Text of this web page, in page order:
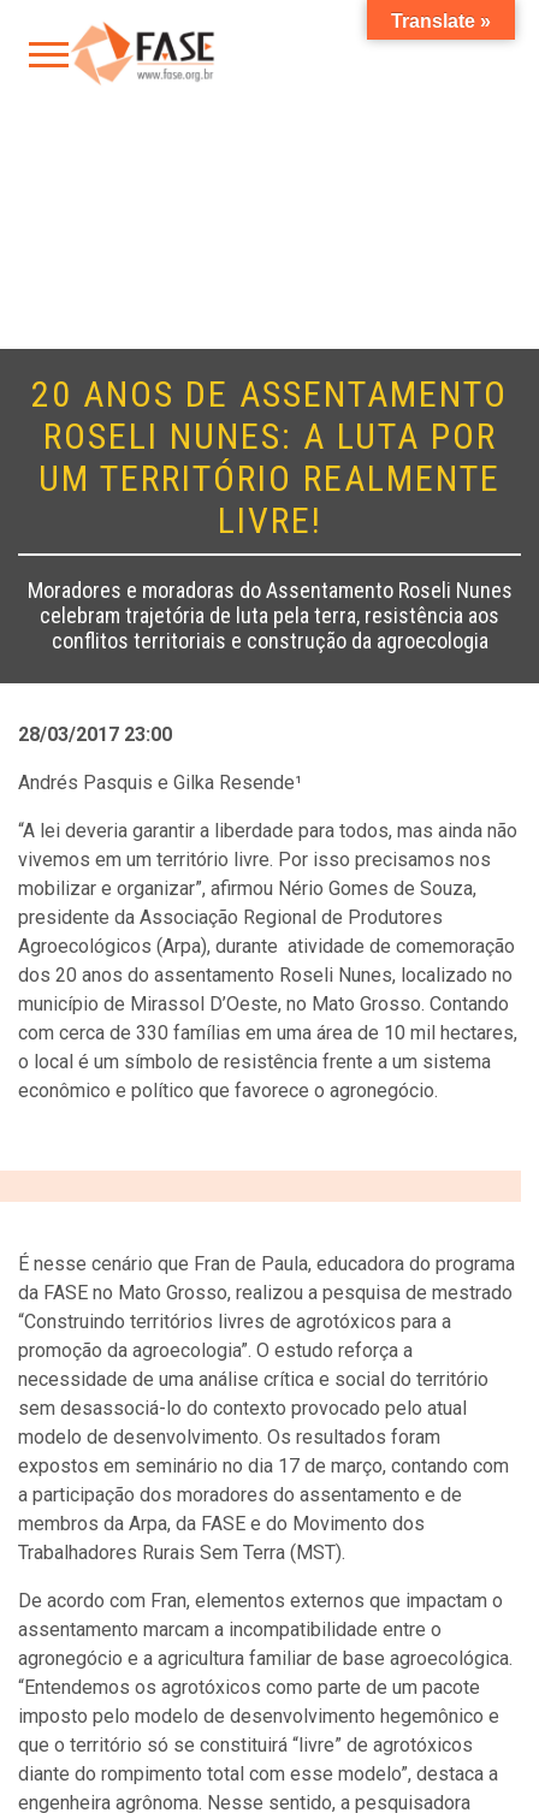
20 ANOS DE ASSENTAMENTO
ROSELI NUNES: A LUTA POR
UM TERRITÓRIO REALMENTE
LIVRE!
Moradores e moradoras do Assentamento Roseli Nunes
celebram trajetória de luta pela terra, resistência aos
conflitos territoriais e construção da agroecologia
28/03/2017 23:00
Andrés Pasquis e Gilka Resende¹
“A lei deveria garantir a liberdade para todos, mas ainda não
vivemos em um território livre. Por isso precisamos nos
mobilizar e organizar”, afirmou Nério Gomes de Souza,
presidente da Associação Regional de Produtores
Agroecológicos (Arpa), durante atividade de comemoração
dos 20 anos do assentamento Roseli Nunes, localizado no
município de Mirassol D’Oeste, no Mato Grosso. Contando
com cerca de 330 famílias em uma área de 10 mil hectares,
o local é um símbolo de resistência frente a um sistema
econômico e político que favorece o agronegócio.
É nesse cenário que Fran de Paula, educadora do programa
da FASE no Mato Grosso, realizou a pesquisa de mestrado
“Construindo territórios livres de agrotóxicos para a
promoção da agroecologia”. O estudo reforça a
necessidade de uma análise crítica e social do território
sem desassociá-lo do contexto provocado pelo atual
modelo de desenvolvimento. Os resultados foram
expostos em seminário no dia 17 de março, contando com
a participação dos moradores do assentamento e de
membros da Arpa, da FASE e do Movimento dos
Trabalhadores Rurais Sem Terra (MST).
De acordo com Fran, elementos externos que impactam o
assentamento marcam a incompatibilidade entre o
agronegócio e a agricultura familiar de base agroecológica.
“Entendemos os agrotóxicos como parte de um pacote
imposto pelo modelo de desenvolvimento hegemônico e
que o território só se constituirá “livre” de agrotóxicos
diante do rompimento total com esse modelo”, destaca a
engenheira agrônoma. Nesse sentido, a pesquisadora
Translate »